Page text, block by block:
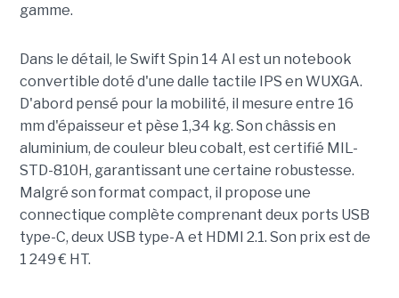
gamme.
Dans le détail, le Swift Spin 14 AI est un notebook
convertible doté d'une dalle tactile IPS en WUXGA.
D'abord pensé pour la mobilité, il mesure entre 16
mm d'épaisseur et pèse 1,34 kg. Son châssis en
aluminium, de couleur bleu cobalt, est certifié MIL-
STD-810H, garantissant une certaine robustesse.
Malgré son format compact, il propose une
connectique complète comprenant deux ports USB
type-C, deux USB type-A et HDMI 2.1. Son prix est de
1 249 € HT.